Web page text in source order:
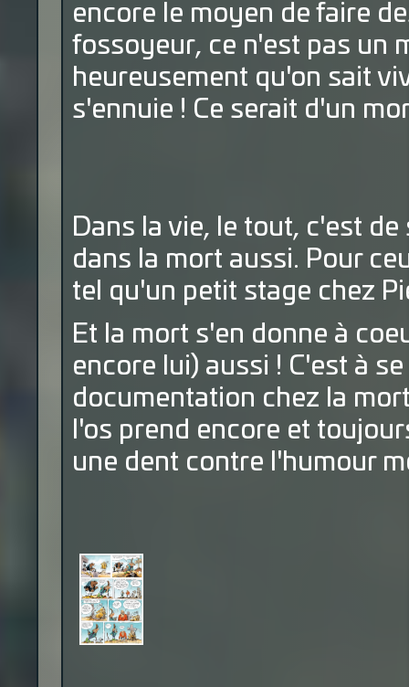
encore le moyen de faire
fossoyeur, ce n'est pas un
heureusement qu'on sait
s'ennuie ! Ce serait d'un
Dans la vie, le tout, c'est
dans la mort aussi. Pour
tel qu'un petit stage chez
Et la mort s'en donne à
encore lui) aussi ! C'est à
documentation chez la
l'os prend encore et
une dent contre l'humour